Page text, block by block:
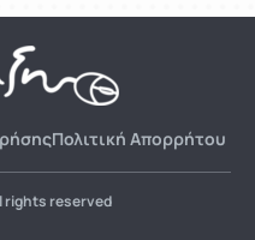
Πολιτική Απορρήτου
rights reserved